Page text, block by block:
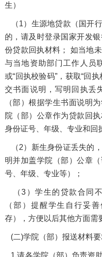
生）
（1）生源地贷款（国开
的，请及时登录国家开发
份贷款回执材料； 如当地
与当地资助部门工作人员
或“回执校验码”，获取“回
交书面说明，写明回执丢
（部）根据学生书面说明
院（部）公章作为贷款回
身份证号、年级、专业和回
（2）新生身份证丢失的
明并加盖学院（部）公章
号、年级、专业等）；
（3）学生的贷款合同
（部）提醒学生自行妥
存），方便以后其他方面需
(二)学院（部）报送材料
1.请各学院（部）负责资